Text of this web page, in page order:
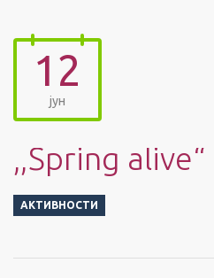
12
јун
,,Spring alive“
АКТИВНОСТИ